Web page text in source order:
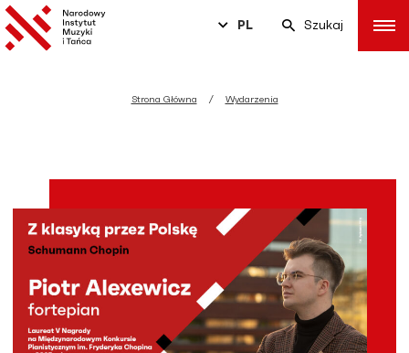
PL Szukaj
Strona Główna Wydarzenia